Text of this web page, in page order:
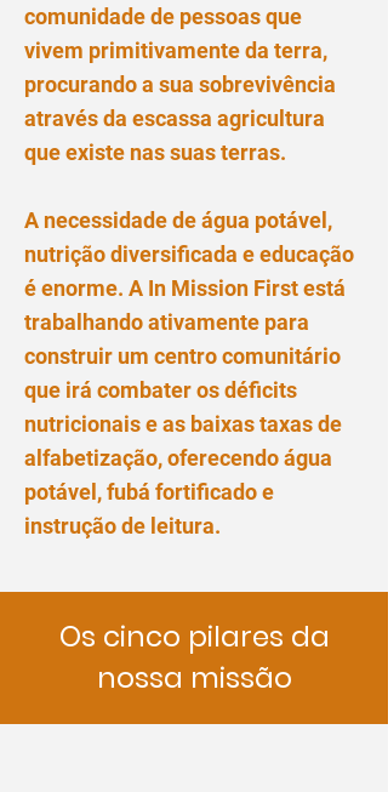
comunidade de pessoas que
vivem primitivamente da terra,
procurando a sua sobrevivência
através da escassa agricultura
que existe nas suas terras.
A necessidade de água potável,
nutrição diversificada e educação
é enorme. A In Mission First está
trabalhando ativamente para
construir um centro comunitário
que irá combater os déficits
nutricionais e as baixas taxas de
alfabetização, oferecendo água
potável, fubá fortificado e
instrução de leitura.
Os cinco pilares da
nossa missão